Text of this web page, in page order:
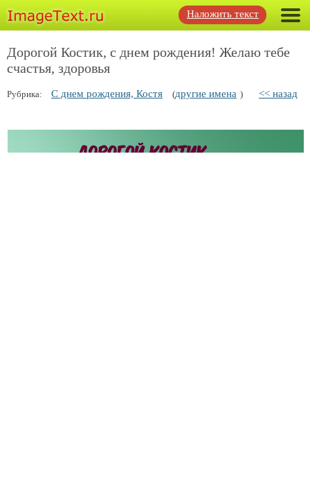
Наложить текст
Дорогой Костик, с днем рождения! Желаю тебе
счастья, здоровья
Рубрика: С днем рождения, Костя (другие имена ) << назад